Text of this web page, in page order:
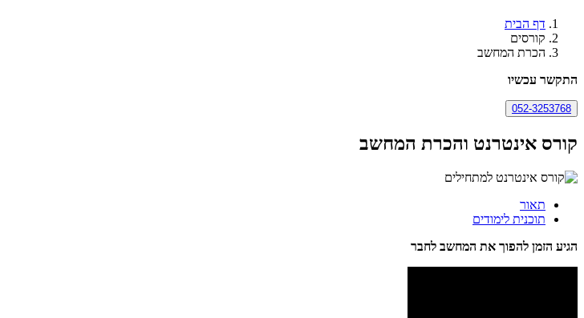
דף הבית
קורסים
הכרת המחשב
התקשר עכשיו
052-3253768
קורס אינטרנט והכרת המחשב
תאור
תוכנית לימודים
הגיע הזמן להפוך את המחשב לחבר